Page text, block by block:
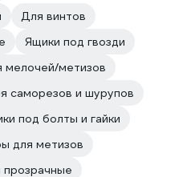
Для винтов
Ящики под гвозди
мелочей/метизов
саморезов и шурупов
под болты и гайки
для метизов